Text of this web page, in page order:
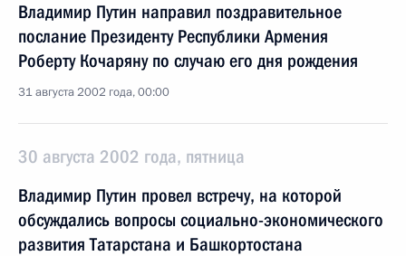
Владимир Путин направил поздравительное
послание Президенту Республики Армения
Роберту Кочаряну по случаю его дня рождения
31 августа 2002 года, 00:00
30 августа 2002 года, пятница
Владимир Путин провел встречу, на которой
обсуждались вопросы социально-экономического
развития Татарстана и Башкортостана